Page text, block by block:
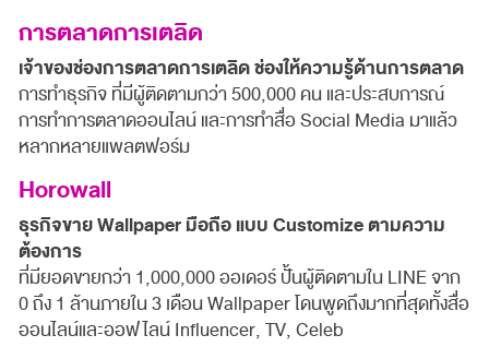
การตลาดการเตลิด
เจ้าของช่องการตลาดการเตลิด ช่องให้ความรู้ด้านการตลาด
การทำธุรกิจ ที่มีผู้ติดตามกว่า 500,000 คน และประสบการณ์
การทำการตลาดออนไลน์ และการทำสื่อ Social Media มาแล้ว
หลากหลายแพลตฟอร์ม
Horowall
ธุรกิจขาย Wallpaper มือถือ แบบ Customize ตามความ
ต้องการ
ที่มียอดขายกว่า 1,000,000 ออเดอร์ ปั้นผู้ติดตามใน LINE จาก
0 ถึง 1 ล้านภายใน 3 เดือน Wallpaper โดนพูดถึงมากที่สุดทั้งสื่อ
ออนไลน์และออฟไลน์ Influencer, TV, Celeb